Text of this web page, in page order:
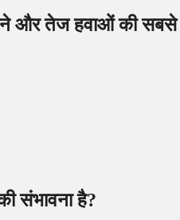
और तेज हवाओं की सबसे
संभावना है?